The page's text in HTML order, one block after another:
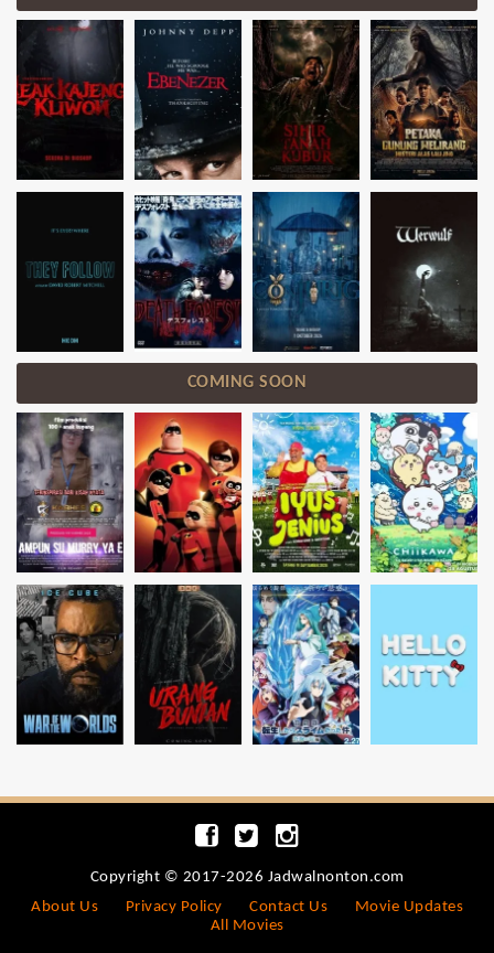
COMING SOON
Copyright © 2017-2026 Jadwalnonton.com
About Us
Privacy Policy Contact Us
Movie Updates
All Movies